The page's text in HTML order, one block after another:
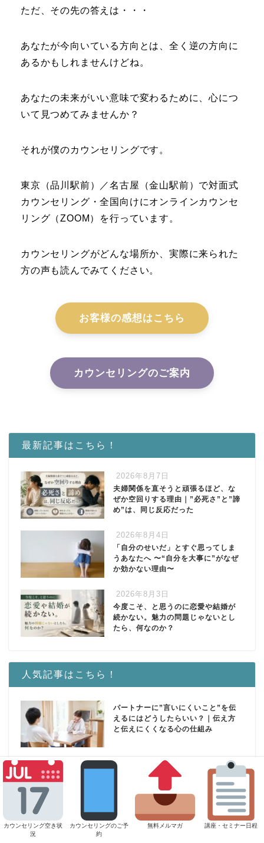
ただ、その先の答えは・・・
あなたが今向いている方向とは、全く逆の方向に
あるかもしれませんけどね。
あなたの未来がいい意味で変わるために、心につ
いて見つめてみませんか？
それが僕のカウンセリングです。
東京（品川駅前）／名古屋（金山駅前）で対面式
カウンセリング・全国向けにオンラインカウンセ
リング（ZOOM）を行っています。
カウンセリングがどんな場所か、実際に来られた
方の声も読んでみてください。
お客様の感想はこちら
カウンセリングのご案内
最新記事はこちら！
2026年8月7日
夫婦関係を直そうと頑張るほど、な
ぜか空回りする理由｜”必死さ”と”諦
め”は、同じ反応だった
2026年8月4日
「自分のせいだ」とすぐ思ってしま
うあなたへ 〜“自分を大事に”がなぜ
か効かない理由〜
2026年8月3日
今度こそ、と思うのに恋愛や結婚が
続かない。魅力の問題じゃないとし
たら、何なのか？
人気記事はこちら！
パートナーに”言いにくいこと”を伝
えるにはどうしたらいい？｜伝え方
と伝えにくくなる心の仕組み
彼氏の欠点が許せない理由｜許せな
い気持ちに隠れている本当の思い
「もう女として見られない」という
カウンセリング空き状
況
カウンセリングのご予
約
無料メルマガ 講座・セミナー日程